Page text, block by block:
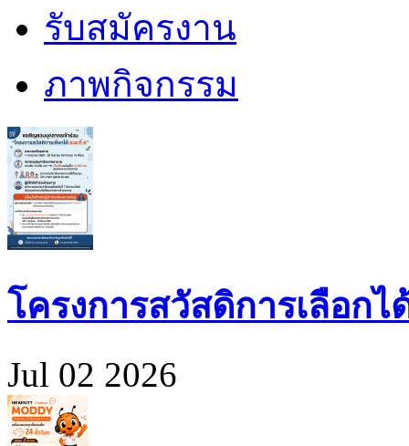
รับสมัครงาน
ภาพกิจกรรม
โครงการสวัสดิการเลือกไ
Jul 02 2026